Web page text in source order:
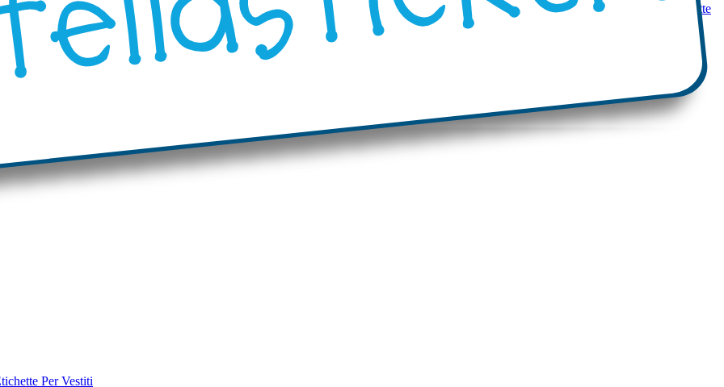
adesive con bordi ondulati Etichette adesive rotonde"Progetta i Tuoi" prodotti Mini etichette adesiveEtichette adesive mono-colore Etichette
Per Vestiti